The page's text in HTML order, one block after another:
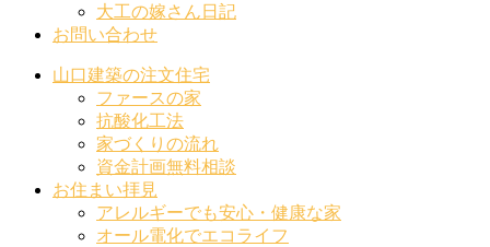
大工の嫁さん日記
お問い合わせ
山口建築の注文住宅
ファースの家
抗酸化工法
家づくりの流れ
資金計画無料相談
お住まい拝見
アレルギーでも安心・健康な家
オール電化でエコライフ